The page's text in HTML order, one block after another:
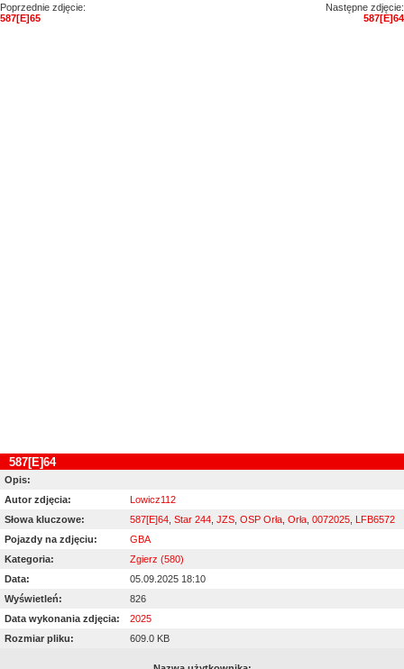
Poprzednie zdjęcie:
587[E]65
Następne zdjęcie:
587[E]64
587[E]64
Opis:
Autor zdjęcia:
Lowicz112
Słowa kluczowe:
587[E]64 Star 244 JZS OSP Orła Orła 0072025
LFB6572
Pojazdy na zdjęciu:
GBA
Kategoria:
Zgierz (580)
Data:
05.09.2025 18:10
Wyświetleń:
826
Data wykonania zdjęcia:
2025
Rozmiar pliku:
609.0 KB